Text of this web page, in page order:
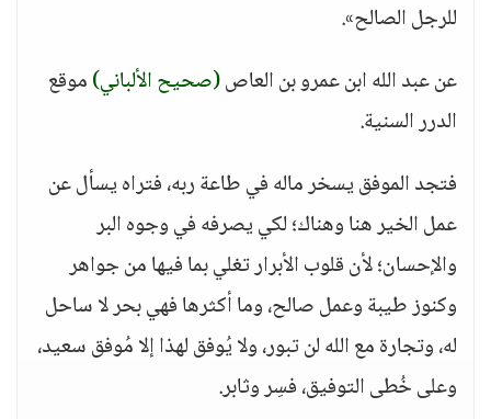
للرجل الصالح».
عن عبد الله ابن عمرو بن العاص(صحيح الألباني)موقع
الدرر السنية.
فتجد الموفق يسخر ماله في طاعة ربه، فتراه يسأل عن
عمل الخير هنا وهناك؛ لكي يصرفه في وجوه البر
والإحسان؛ لأن قلوب الأبرار تغلي بما فيها من جواهر
وكنوز طيبة وعمل صالح، وما أكثرها فهي بحر لا ساحل
له، وتجارة مع الله لن تبور، ولا يُوفق لهذا إلا مُوفق سعيد،
وعلى خُطى التوفيق، فسِر وثابر.